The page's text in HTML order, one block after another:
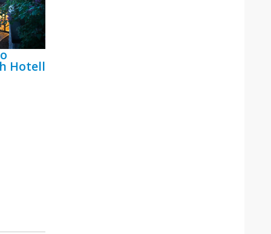
Hotell